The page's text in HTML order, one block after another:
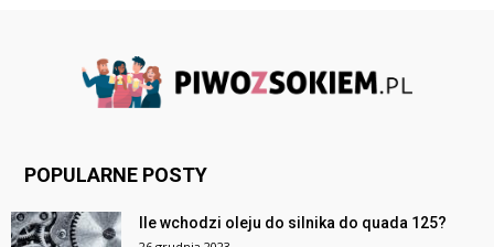
POPULARNE POSTY
Ile wchodzi oleju do silnika do quada 125?